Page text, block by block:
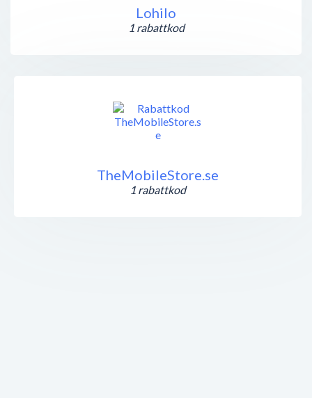
Lohilo
1 rabattkod
TheMobileStore.se
1 rabattkod